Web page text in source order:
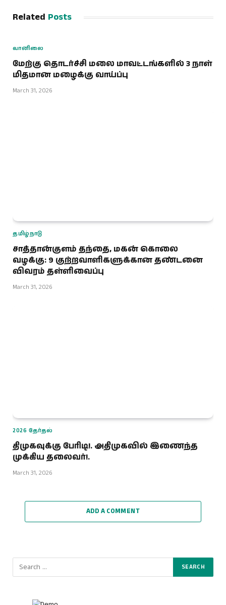
Related Posts
வானிலை
மேற்கு தொடர்ச்சி மலை மாவட்டங்களில் 3 நாள்
மிதமான மழைக்கு வாய்ப்பு
March 31, 2026
தமிழ்நாடு
சாத்தான்குளம் தந்தை, மகன் கொலை
வழக்கு: 9 குற்றவாளிகளுக்கான தண்டனை
விவரம் தள்ளிவைப்பு
March 31, 2026
2026 தேர்தல்
திமுகவுக்கு பேரிடி!. அதிமுகவில் இணைந்த
முக்கிய தலைவர்!.
March 31, 2026
ADD A COMMENT